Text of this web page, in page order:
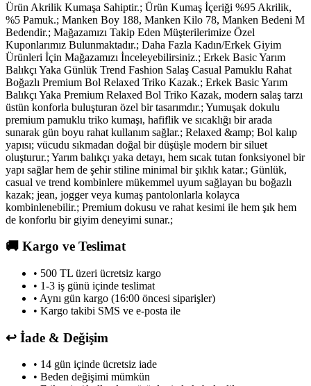
Ürün Akrilik Kumaşa Sahiptir.; Ürün Kumaş İçeriği %95 Akrilik,
%5 Pamuk.; Manken Boy 188, Manken Kilo 78, Manken Bedeni M
Bedendir.; Mağazamızı Takip Eden Müşterilerimize Özel
Kuponlarımız Bulunmaktadır.; Daha Fazla Kadın/Erkek Giyim
Ürünleri İçin Mağazamızı İnceleyebilirsiniz.; Erkek Basic Yarım
Balıkçı Yaka Günlük Trend Fashion Salaş Casual Pamuklu Rahat
Boğazlı Premium Bol Relaxed Triko Kazak.; Erkek Basic Yarım
Balıkçı Yaka Premium Relaxed Bol Triko Kazak, modern salaş tarzı
üstün konforla buluşturan özel bir tasarımdır.; Yumuşak dokulu
premium pamuklu triko kumaşı, hafiflik ve sıcaklığı bir arada
sunarak gün boyu rahat kullanım sağlar.; Relaxed &amp; Bol kalıp
yapısı; vücudu sıkmadan doğal bir düşüşle modern bir siluet
oluşturur.; Yarım balıkçı yaka detayı, hem sıcak tutan fonksiyonel bir
yapı sağlar hem de şehir stiline minimal bir şıklık katar.; Günlük,
casual ve trend kombinlere mükemmel uyum sağlayan bu boğazlı
kazak; jean, jogger veya kumaş pantolonlarla kolayca
kombinlenebilir.; Premium dokusu ve rahat kesimi ile hem şık hem
de konforlu bir giyim deneyimi sunar.;
🚚 Kargo ve Teslimat
• 500 TL üzeri ücretsiz kargo
• 1-3 iş günü içinde teslimat
• Aynı gün kargo (16:00 öncesi siparişler)
• Kargo takibi SMS ve e-posta ile
↩️ İade & Değişim
• 14 gün içinde ücretsiz iade
• Beden değişimi mümkün